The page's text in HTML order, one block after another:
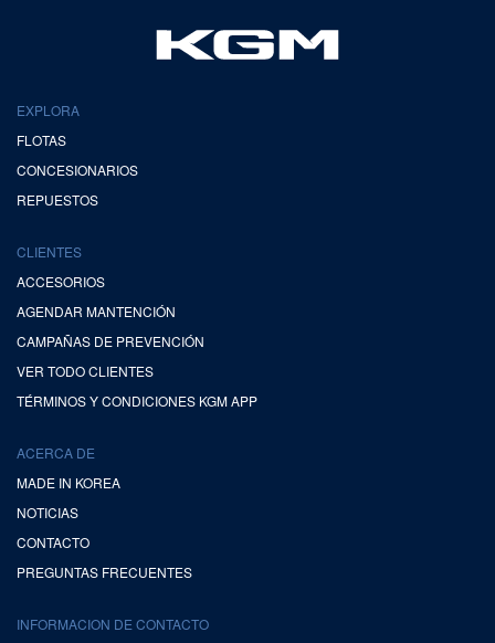
EXPLORA
FLOTAS
CONCESIONARIOS
REPUESTOS
CLIENTES
ACCESORIOS
AGENDAR MANTENCIÓN
CAMPAÑAS DE PREVENCIÓN
VER TODO CLIENTES
TÉRMINOS Y CONDICIONES KGM APP
ACERCA DE
MADE IN KOREA
NOTICIAS
CONTACTO
PREGUNTAS FRECUENTES
INFORMACION DE CONTACTO